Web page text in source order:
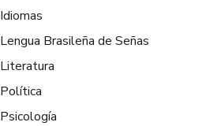
Idiomas
Lengua Brasileña de Señas
Literatura
Política
Psicología